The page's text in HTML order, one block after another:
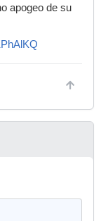
apogeo de su